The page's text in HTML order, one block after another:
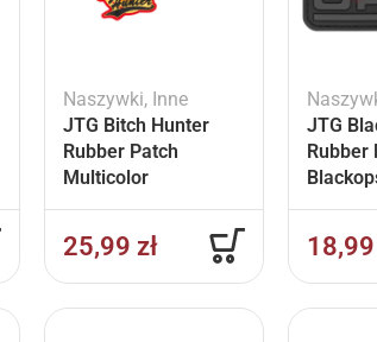
Naszywki, Inne
JTG Bitch Hunter
Rubber Patch
Multicolor
25,99 zł
JTG
Rubber